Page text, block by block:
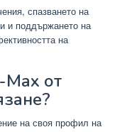
спазването на
и поддържането на
на
от
на своя профил на